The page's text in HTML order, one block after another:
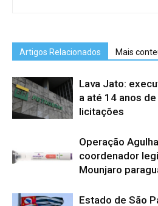
Artigos Relacionados Mais
Lava Jato:
a até 14 anos
licitações
Operação
coordenador
Mounjaro
Estado de São